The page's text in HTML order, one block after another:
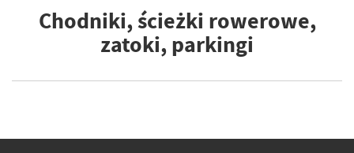
Chodniki, ścieżki rowerowe,
zatoki, parkingi